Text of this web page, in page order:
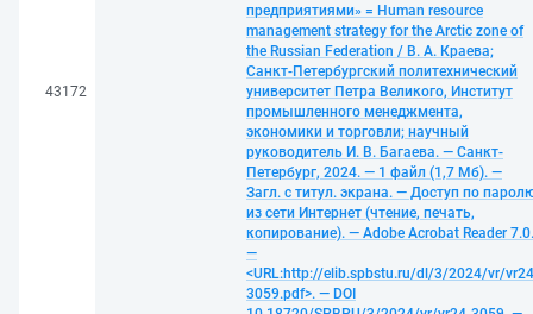
43172
предприятиями» = Human resource
management strategy for the Arctic zone of
the Russian Federation / В. А. Краева;
Санкт-Петербургский политехнический
университет Петра Великого, Институт
промышленного менеджмента,
экономики и торговли; научный
руководитель И. В. Багаева. — Санкт-
Петербург, 2024. — 1 файл (1,7 Мб). —
Загл. с титул. экрана. — Доступ по
из сети Интернет (чтение, печать,
копирование). — Adobe Acrobat Reader 7.0.
—
<URL:http://elib.spbstu.ru/dl/3/2024/vr/
3059.pdf>. — DOI